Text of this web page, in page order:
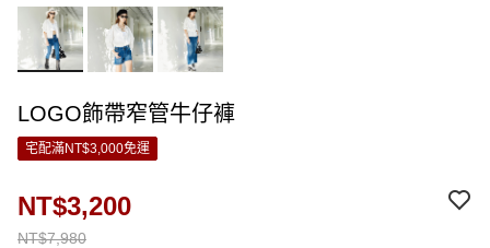
LOGO飾帶窄管牛仔褲
宅配滿NT$3,000免運
NT$7,980
NT$3,200